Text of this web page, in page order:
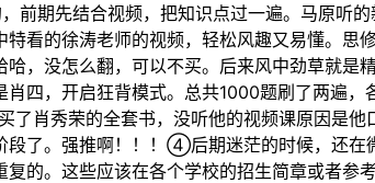
前期先结合视频，把知识点过一遍。马原听
看的徐涛老师的视频，轻松风趣又易懂。
，没怎么翻，可以不买。后来风中劲草就
肖四，开启狂背模式。总共1000题刷了两遍
肖秀荣的全套书，没听他的视频课原因是
段了。强推啊！！！④后期迷茫的时候，还
的。这些应该在各个学校的招生简章或者参